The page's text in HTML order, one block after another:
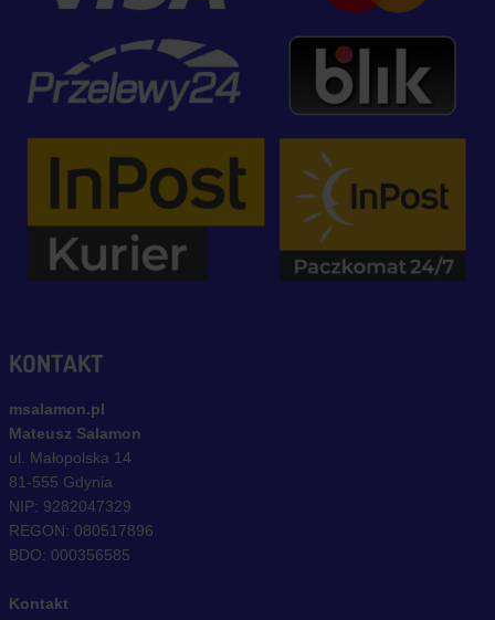
KONTAKT
msalamon.pl
Mateusz Salamon
ul. Małopolska 14
81-555 Gdynia
NIP: 9282047329
REGON: 080517896
BDO: 000356585
Kontakt